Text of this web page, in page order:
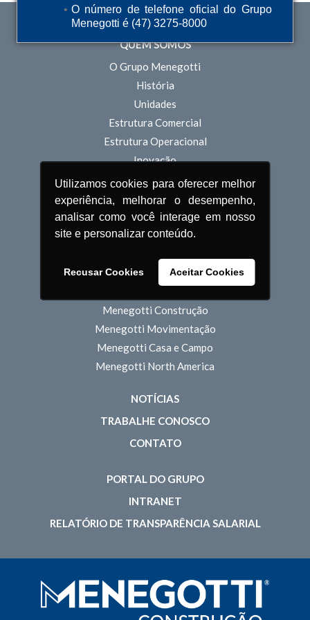
O número de telefone oficial do Grupo
Menegotti é (47) 3275-8000
Utilizamos cookies para oferecer melhor
experiência, melhorar o desempenho,
analisar como você interage em nosso
site e personalizar conteúdo.
Recusar Cookies Aceitar Cookies
QUEM SOMOS
O Grupo Menegotti
História
Unidades
Estrutura Comercial
Estrutura Operacional
Inovação
Sustentabilidade
Pessoas
POLÍTICA DE PRIVACIDADE
PRODUTOS
Menegotti Construção
Menegotti Movimentação
Menegotti Casa e Campo
Menegotti North America
NOTÍCIAS
TRABALHE CONOSCO
CONTATO
PORTAL DO GRUPO
INTRANET
RELATÓRIO DE TRANSPARÊNCIA SALARIAL